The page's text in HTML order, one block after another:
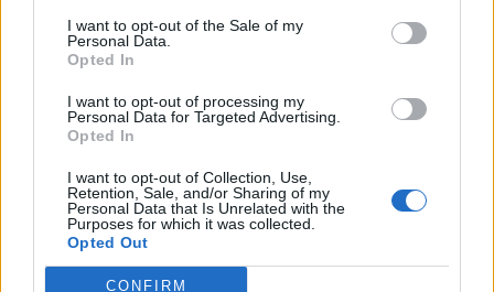
I want to opt-out of the Sale of my
Personal Data.
Opted In
I want to opt-out of processing my
Personal Data for Targeted Advertising.
Opted In
I want to opt-out of Collection, Use,
Retention, Sale, and/or Sharing of my
Personal Data that Is Unrelated with the
Purposes for which it was collected.
Opted Out
CONFIRM
Παράλληλα, εκφράζει την έντονη ευγνωμοσύνη
της Ουκρανίας προς την Ελλάδα και τον